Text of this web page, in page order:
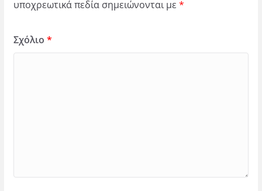
υποχρεωτικά πεδία σημειώνονται με *
Σχόλιο *